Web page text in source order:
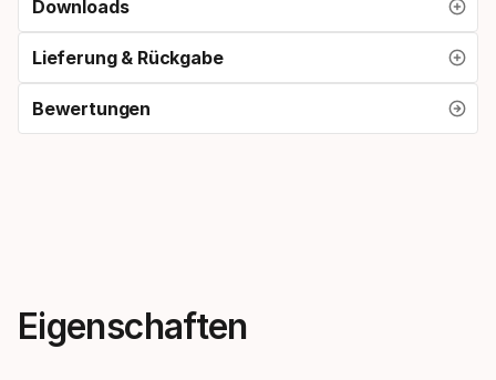
Downloads
Lieferung & Rückgabe
Bewertungen
Eigenschaften